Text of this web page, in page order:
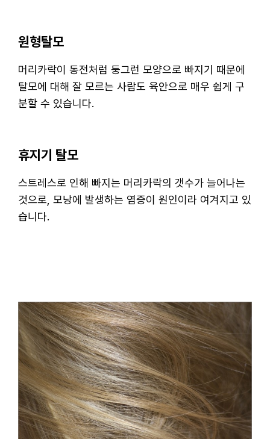
원형탈모
머리카락이 동전처럼 둥그런 모양으로 빠지기 때문에
탈모에 대해 잘 모르는 사람도 육안으로 매우 쉽게 구
분할 수 있습니다.
휴지기 탈모
스트레스로 인해 빠지는 머리카락의 갯수가 늘어나는
것으로, 모낭에 발생하는 염증이 원인이라 여겨지고 있
습니다.